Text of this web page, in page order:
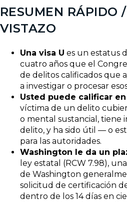
RESUMEN RÁPIDO
VISTAZO
Una visa U es un estatus
cuatro años que el
de delitos calificados que
a investigar o procesar
Usted puede calificar
víctima de un delito
o mental sustancial, tiene
delito, y ha sido útil — o
para las autoridades.
Washington le da un
ley estatal (RCW 7.98),
de Washington
solicitud de certificación
dentro de los 14 días en